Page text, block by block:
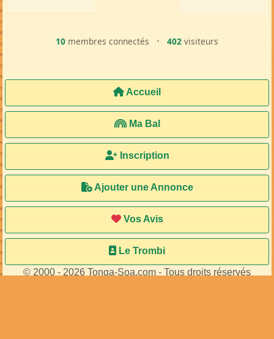
10 membres connectés • 402 visiteurs
Accueil
Ma Bal
Inscription
Ajouter une Annonce
Vos Avis
Le Trombi
© 2000 - 2026 Tonga-Soa.com - Tous droits réservés